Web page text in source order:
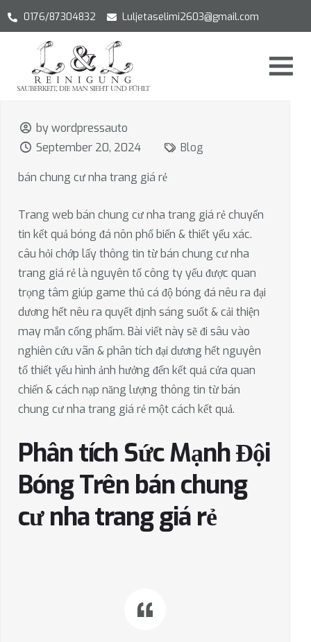
0176/87304832 Luljetaselimi2603@gmail.com
by wordpressauto
September 20, 2024
Blog
bán chung cư nha trang giá rẻ
Trang web bán chung cư nha trang giá rẻ chuyển
tin kết quả bóng đá nôn phổ biến & thiết yếu xác.
câu hỏi chớp lấy thông tin từ bán chung cư nha
trang giá rẻ là nguyên tố công ty yếu được quan
trọng tâm giúp game thủ cá độ bóng đá nêu ra đại
dương hết nêu ra quyết định sáng suốt & cải thiện
may mắn cống phẩm. Bài viết này sẽ đi sâu vào
nghiên cứu vãn & phân tích đại dương hết nguyên
tố thiết yếu hình ảnh hưởng đến kết quả cửa quan
chiến & cách nạp năng lượng thông tin từ bán
chung cư nha trang giá rẻ một cách kết quả.
Phân tích Sức Mạnh Đội
Bóng Trên bán chung
cư nha trang giá rẻ